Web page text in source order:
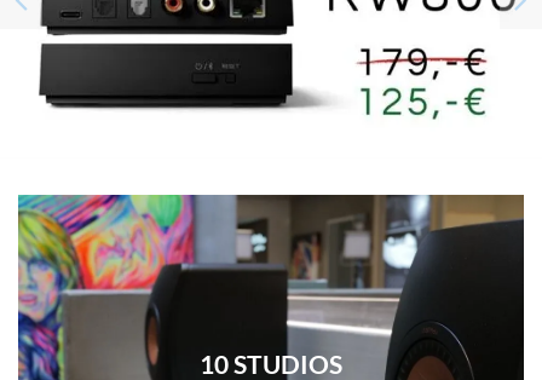
10 STUDIOS